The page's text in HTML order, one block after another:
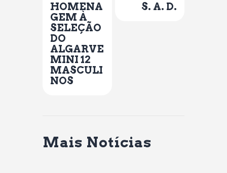
HOMENA
GEM À
SELEÇÃO
DO
ALGARVE
MINI 12
MASCULI
NOS
S. A. D.
Mais Notícias